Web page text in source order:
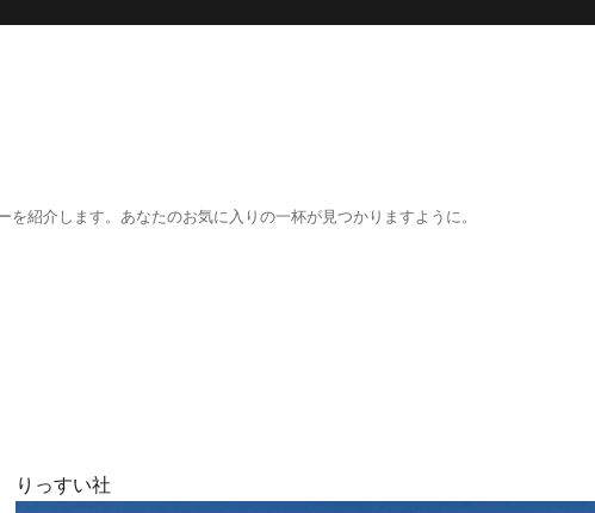
紹介します。あなたのお気に入りの一杯が見つかりますように。
りっすい社